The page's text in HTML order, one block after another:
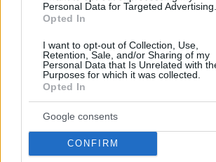
Personal Data for Targeted Advertising.
Opted In
I want to opt-out of Collection, Use,
Retention, Sale, and/or Sharing of my
Personal Data that Is Unrelated with
Purposes for which it was collected.
Opted In
Google consents
CONFIRM
Τι πρέπει να ξέρεις για τον καιρό στην
Σαββατοκύριακο - Χάρτες του meteo
Ο καιρός στην Αθήνα - Πρώτο
23.10.2020, 13:28